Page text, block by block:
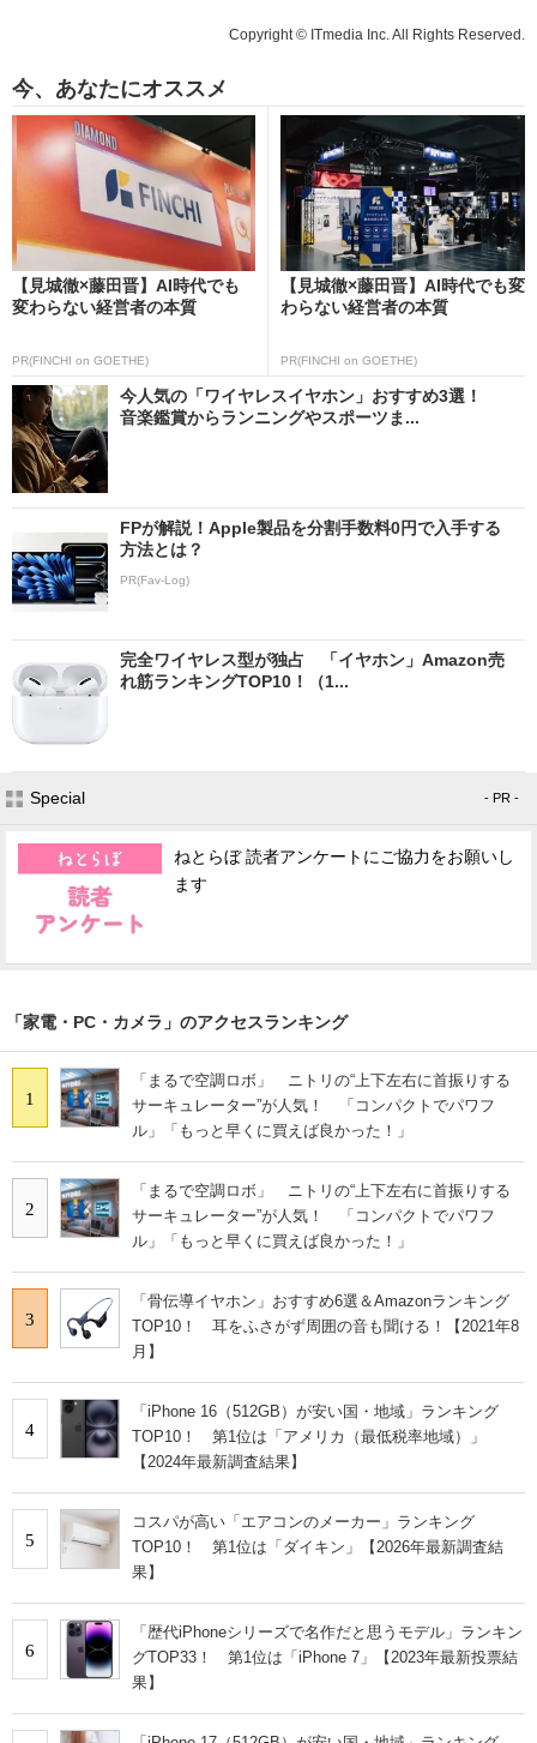
Copyright © ITmedia Inc. All Rights Reserved.
今、あなたにオススメ
【見城徹×藤田晋】AI時代でも
変わらない経営者の本質
PR(FINCHI on GOETHE)
【見城徹×藤田晋】AI時代でも変
わらない経営者の本質
PR(FINCHI on GOETHE)
今人気の「ワイヤレスイヤホン」おすすめ3選！
音楽鑑賞からランニングやスポーツま...
FPが解説！Apple製品を分割手数料0円で入手する
方法とは？
PR(Fav-Log)
完全ワイヤレス型が独占 「イヤホン」Amazon売
れ筋ランキングTOP10！（1...
Special - PR -
ねとらぼ 読者アンケートにご協力をお願いし
ます
「家電・PC・カメラ」のアクセスランキング
1
「まるで空調ロボ」 ニトリの“上下左右に首振りする
サーキュレーター”が人気！ 「コンパクトでパワフ
ル」「もっと早くに買えば良かった！」
2
「まるで空調ロボ」 ニトリの“上下左右に首振りする
サーキュレーター”が人気！ 「コンパクトでパワフ
ル」「もっと早くに買えば良かった！」
3
「骨伝導イヤホン」おすすめ6選＆Amazonランキング
TOP10！ 耳をふさがず周囲の音も聞ける！【2021年8
月】
4
「iPhone 16（512GB）が安い国・地域」ランキング
TOP10！ 第1位は「アメリカ（最低税率地域）」
【2024年最新調査結果】
5
コスパが高い「エアコンのメーカー」ランキング
TOP10！ 第1位は「ダイキン」【2026年最新調査結
果】
6
「歴代iPhoneシリーズで名作だと思うモデル」ランキン
グTOP33！ 第1位は「iPhone 7」【2023年最新投票結
果】